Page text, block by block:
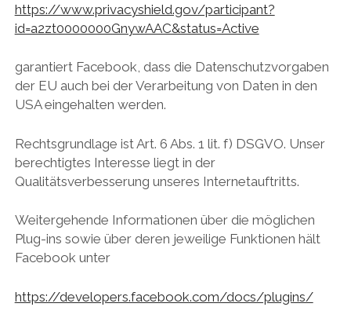
https://www.privacyshield.gov/participant?
id=a2zt0000000GnywAAC&status=Active
garantiert Facebook, dass die Datenschutzvorgaben
der EU auch bei der Verarbeitung von Daten in den
USA eingehalten werden.
Rechtsgrundlage ist Art. 6 Abs. 1 lit. f) DSGVO. Unser
berechtigtes Interesse liegt in der
Qualitätsverbesserung unseres Internetauftritts.
Weitergehende Informationen über die möglichen
Plug-ins sowie über deren jeweilige Funktionen hält
Facebook unter
https://developers.facebook.com/docs/plugins/